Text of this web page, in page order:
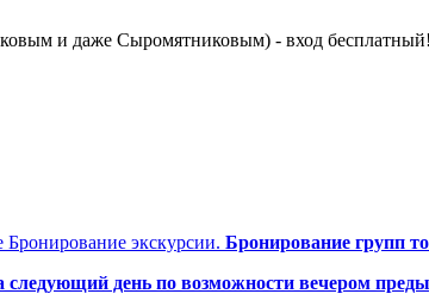
и даже Сыромятниковым) - вход
Бронирование экскурсии. Бронирование групп
день по возможности вечером